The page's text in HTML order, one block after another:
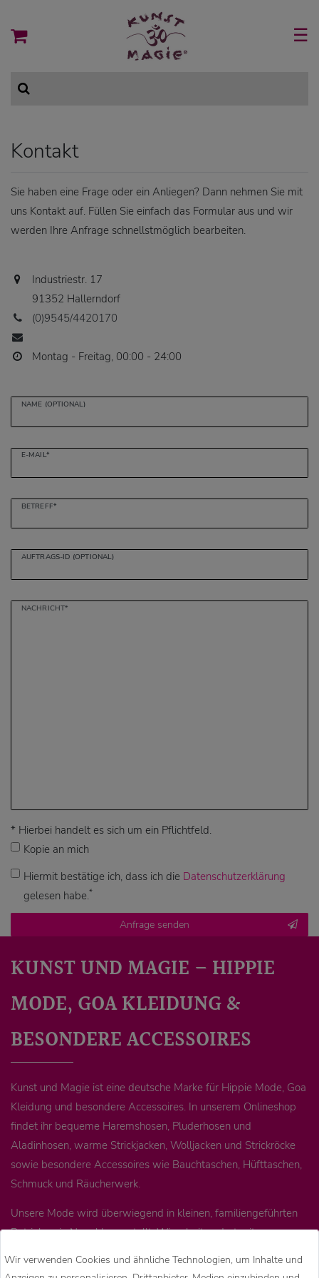
☰
Kontakt
Sie haben eine Frage oder ein Anliegen? Dann nehmen Sie mit
uns Kontakt auf. Füllen Sie einfach das Formular aus und wir
werden Ihre Anfrage schnellstmöglich bearbeiten.
Industriestr. 17
91352 Hallerndorf
(0)9545/4420170
Montag - Freitag, 00:00 - 24:00
NAME (OPTIONAL)
E-MAIL*
BETREFF*
AUFTRAGS-ID (OPTIONAL)
NACHRICHT*
* Hierbei handelt es sich um ein Pflichtfeld.
Kopie an mich
Hiermit bestätige ich, dass ich die Daten­schutz­erklärung
gelesen habe.*
Honig
Anfrage senden
KUNST UND MAGIE – HIPPIE
MODE, GOA KLEIDUNG &
BESONDERE ACCESSOIRES
Kunst und Magie ist eine deutsche Marke für Hippie Mode, Goa
Kleidung und besondere Accessoires. In unserem Onlineshop
findet ihr bequeme Haremshosen, Pluderhosen und
Aladinhosen, warme Strickjacken, Wolljacken und Strickröcke
sowie besondere Accessoires wie Bauchtaschen, Hüfttaschen,
Schmuck und Räucherwerk.
Unsere Mode wird überwiegend in kleinen, familiengeführten
Betrieben in Nepal hergestellt. Wir arbeiten dort mit
unser Team vor Ort prüfen regelmäßig Arbeitsbedingungen,
Wir verwenden Cookies und ähnliche Technologien, um Inhalte und